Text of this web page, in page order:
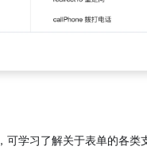
，可学习了解关于表单的各类